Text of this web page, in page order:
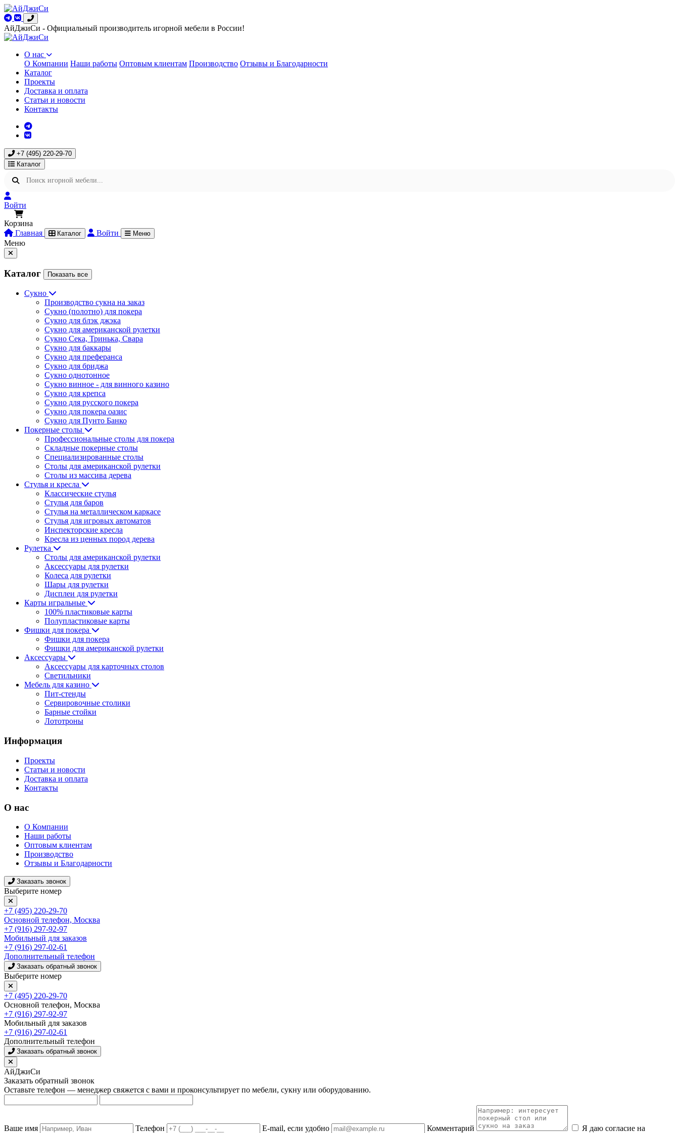
АйДжиСи - Официальный производитель игорной мебели в России!
О нас
О Компании Наши работы Оптовым клиентам Производство Отзывы и Благодарности
Каталог
Проекты
Доставка и оплата
Статьи и новости
Контакты
+7 (495) 220-29-70
Каталог
Войти
Корзина
Главная
Каталог Войти Меню
Меню
Каталог Показать все
Сукно
Производство сукна на заказ
Сукно (полотно) для покера
Сукно для блэк джэка
Сукно для американской рулетки
Сукно Сека, Тринька, Свара
Сукно для баккары
Сукно для преферанса
Сукно для бриджа
Сукно однотонное
Сукно винное - для винного казино
Сукно для крепса
Сукно для русского покера
Сукно для покера оазис
Сукно для Пунто Банко
Покерные столы
Профессиональные столы для покера
Складные покерные столы
Специализированные столы
Столы для американской рулетки
Столы из массива дерева
Стулья и кресла
Классические стулья
Стулья для баров
Стулья на металлическом каркасе
Стулья для игровых автоматов
Инспекторские кресла
Кресла из ценных пород дерева
Рулетка
Столы для американской рулетки
Аксессуары для рулетки
Колеса для рулетки
Шары для рулетки
Дисплеи для рулетки
Карты игральные
100% пластиковые карты
Полупластиковые карты
Фишки для покера
Фишки для покера
Фишки для американской рулетки
Аксессуары
Аксессуары для карточных столов
Светильники
Мебель для казино
Пит-стенды
Сервировочные столики
Барные стойки
Лототроны
Информация
Проекты
Статьи и новости
Доставка и оплата
Контакты
О нас
О Компании
Наши работы
Оптовым клиентам
Производство
Отзывы и Благодарности
Заказать звонок
Выберите номер
+7 (495) 220-29-70
Основной телефон, Москва
+7 (916) 297-92-97
Мобильный для заказов
+7 (916) 297-02-61
Дополнительный телефон
Заказать обратный звонок
Выберите номер
+7 (495) 220-29-70
Основной телефон, Москва
+7 (916) 297-92-97
Мобильный для заказов
+7 (916) 297-02-61
Дополнительный телефон
Заказать обратный звонок
АйДжиСи
Заказать обратный звонок
Оставьте телефон — менеджер свяжется с вами и проконсультирует по мебели, сукну или оборудованию.
Ваше имя Телефон E-mail, если удобно Комментарий
Я даю согласие на